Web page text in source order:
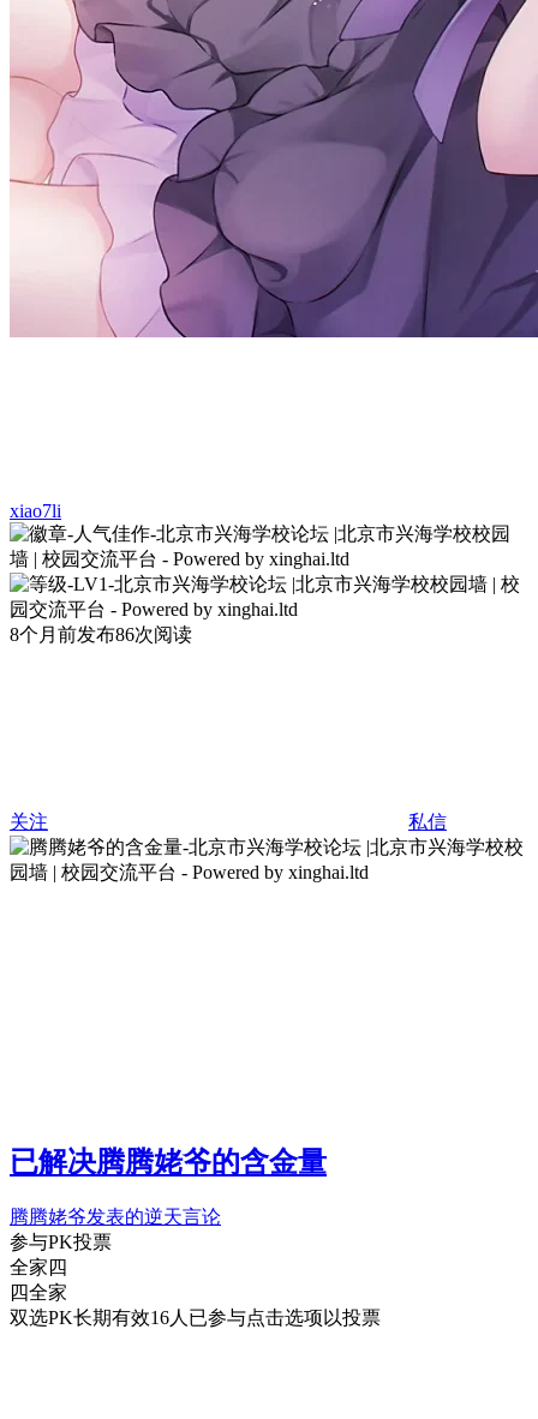
xiao7li
8个月前发布86次阅读
关注 私信
已解决腾腾姥爷的含金量
腾腾姥爷发表的逆天言论
参与PK投票
全家四
四全家
双选PK长期有效16人已参与点击选项以投票